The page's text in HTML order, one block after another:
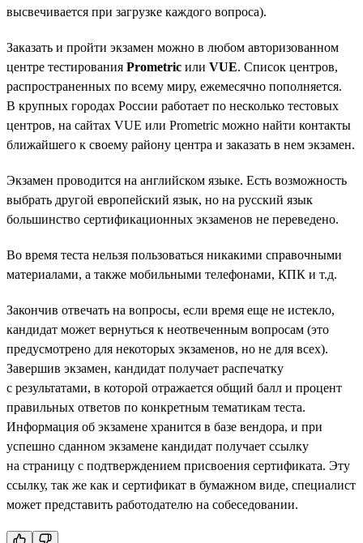
высвечивается при загрузке каждого вопроса).
Заказать и пройти экзамен можно в любом авторизованном
центре тестирования Prometric или VUE. Список центров,
распространенных по всему миру, ежемесячно пополняется.
В крупных городах России работает по несколько тестовых
центров, на сайтах VUE или Prometric можно найти контакты
ближайшего к своему району центра и заказать в нем экзамен.
Экзамен проводится на английском языке. Есть возможность
выбрать другой европейский язык, но на русский язык
большинство сертификационных экзаменов не переведено.
Во время теста нельзя пользоваться никакими справочными
материалами, а также мобильными телефонами, КПК и т.д.
Закончив отвечать на вопросы, если время еще не истекло,
кандидат может вернуться к неотвеченным вопросам (это
предусмотрено для некоторых экзаменов, но не для всех).
Завершив экзамен, кандидат получает распечатку
с результатами, в которой отражается общий балл и процент
правильных ответов по конкретным тематикам теста.
Информация об экзамене хранится в базе вендора, и при
успешно сданном экзамене кандидат получает ссылку
на страницу с подтверждением присвоения сертификата. Эту
ссылку, так же как и сертификат в бумажном виде, специалист
может представить работодателю на собеседовании.